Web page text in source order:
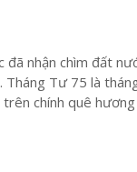
đã nhận chìm đất
Tư 75 là
chính quê